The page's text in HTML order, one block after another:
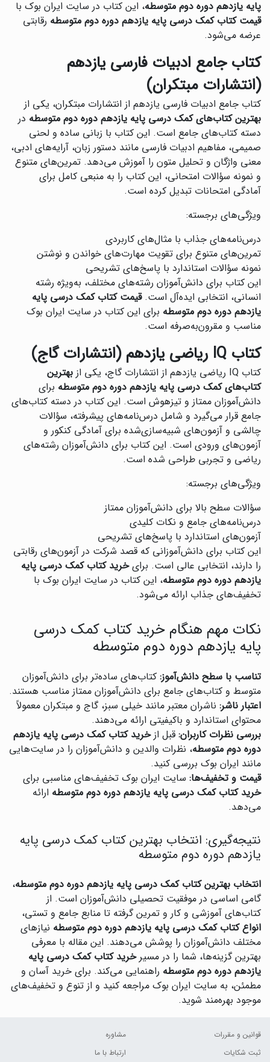
پایه یازدهم دوره دوم متوسطه، این کتاب در سایت ایران بوک با
قیمت کتاب کمک درسی پایه یازدهم دوره دوم متوسطه رقابتی
عرضه می‌شود.
کتاب جامع ادبیات فارسی یازدهم
(انتشارات مبتکران)
کتاب جامع ادبیات فارسی یازدهم از انتشارات مبتکران، یکی از
بهترین کتاب‌های کمک درسی پایه یازدهم دوره دوم متوسطه در
دسته کتاب‌های جامع است. این کتاب با زبانی ساده و لحنی
صمیمی، مفاهیم ادبیات فارسی مانند دستور زبان، آرایه‌های ادبی،
معنی واژگان و تحلیل متون را آموزش می‌دهد. تمرین‌های متنوع
و نمونه سؤالات امتحانی، این کتاب را به منبعی کامل برای
آمادگی امتحانات تبدیل کرده است.
ویژگی‌های برجسته:
درس‌نامه‌های جذاب با مثال‌های کاربردی
تمرین‌های متنوع برای تقویت مهارت‌های خواندن و نوشتن
نمونه سؤالات استاندارد با پاسخ‌های تشریحی
این کتاب برای دانش‌آموزان رشته‌های مختلف، به‌ویژه رشته
انسانی، انتخابی ایده‌آل است.قیمت کتاب کمک درسی پایه
یازدهم دوره دوم متوسطه برای این کتاب در سایت ایران بوک
مناسب و مقرون‌به‌صرفه است.
کتاب IQ ریاضی یازدهم (انتشارات گاج)
کتاب IQ ریاضی یازدهم از انتشارات گاج، یکی از
بهترین
کتاب‌های کمک درسی پایه یازدهم دوره دوم متوسطه برای
دانش‌آموزان ممتاز و تیزهوش است. این کتاب در دسته کتاب‌های
جامع قرار می‌گیرد و شامل درس‌نامه‌های پیشرفته، سؤالات
چالشی و آزمون‌های شبیه‌سازی‌شده برای آمادگی کنکور و
آزمون‌های ورودی است. این کتاب برای دانش‌آموزان رشته‌های
ریاضی و تجربی طراحی شده است.
ویژگی‌های برجسته:
سؤالات سطح بالا برای دانش‌آموزان ممتاز
درس‌نامه‌های جامع و نکات کلیدی
آزمون‌های استاندارد با پاسخ‌های تشریحی
این کتاب برای دانش‌آموزانی که قصد شرکت در آزمون‌های رقابتی
را دارند، انتخابی عالی است. برایخرید کتاب کمک درسی پایه
یازدهم دوره دوم متوسطه، این کتاب در سایت ایران بوک با
تخفیف‌های جذاب ارائه می‌شود.
نکات مهم هنگام خرید کتاب کمک درسی
پایه یازدهم دوره دوم متوسطه
تناسب با سطح دانش‌آموز: کتاب‌های ساده‌تر برای دانش‌آموزان
متوسط و کتاب‌های جامع برای دانش‌آموزان ممتاز مناسب هستند.
اعتبار ناشر: ناشران معتبر مانند خیلی سبز، گاج و مبتکران معمولاً
محتوای استاندارد و باکیفیتی ارائه می‌دهند.
بررسی نظرات کاربران: قبل ازخرید کتاب کمک درسی پایه یازدهم
دوره دوم متوسطه، نظرات والدین و دانش‌آموزان را در سایت‌هایی
مانند ایران بوک بررسی کنید.
قیمت و تخفیف‌ها: سایت ایران بوک تخفیف‌های مناسبی برای
خرید کتاب کمک درسی پایه یازدهم دوره دوم متوسطه ارائه
می‌دهد.
نتیجه‌گیری: انتخاب بهترین کتاب کمک درسی پایه
یازدهم دوره دوم متوسطه
انتخاب بهترین کتاب کمک درسی پایه یازدهم دوره دوم متوسطه،
گامی اساسی در موفقیت تحصیلی دانش‌آموزان است. از
کتاب‌های آموزشی و کار و تمرین گرفته تا منابع جامع و تستی،
انواع کتاب کمک درسی پایه یازدهم دوره دوم متوسطه نیازهای
مختلف دانش‌آموزان را پوشش می‌دهند. این مقاله با معرفی
بهترین گزینه‌ها، شما را در مسیرخرید کتاب کمک درسی پایه
یازدهم دوره دوم متوسطه راهنمایی می‌کند. برای خرید آسان و
مطمئن، به سایت ایران بوک مراجعه کنید و از تنوع و تخفیف‌های
موجود بهره‌مند شوید.
قوانین و مقررات
ثبت شکایات
مشاوره
ارتباط با ما